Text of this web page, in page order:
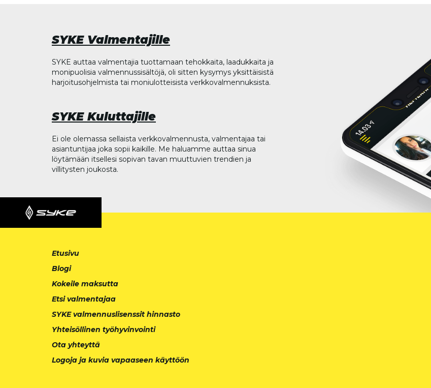
SYKE Valmentajille
SYKE auttaa valmentajia tuottamaan tehokkaita, laadukkaita ja
monipuolisia valmennussisältöjä, oli sitten kysymys yksittäisistä
harjoitusohjelmista tai moniulotteisista verkkovalmennuksista.
SYKE Kuluttajille
Ei ole olemassa sellaista verkkovalmennusta, valmentajaa tai
asiantuntijaa joka sopii kaikille. Me haluamme auttaa sinua
löytämään itsellesi sopivan tavan muuttuvien trendien ja
villitysten joukosta.
Etusivu
Blogi
Kokeile maksutta
Etsi valmentajaa
SYKE valmennuslisenssit hinnasto
Yhteisöllinen työhyvinvointi
Ota yhteyttä
Logoja ja kuvia vapaaseen käyttöön